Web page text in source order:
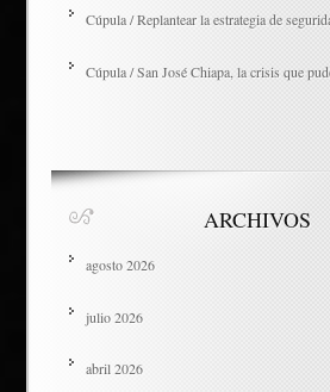
Cúpula / Replantear la estrategia de
Cúpula / San José Chiapa, la crisis que
ARCHIVOS
agosto 2026
julio 2026
abril 2026